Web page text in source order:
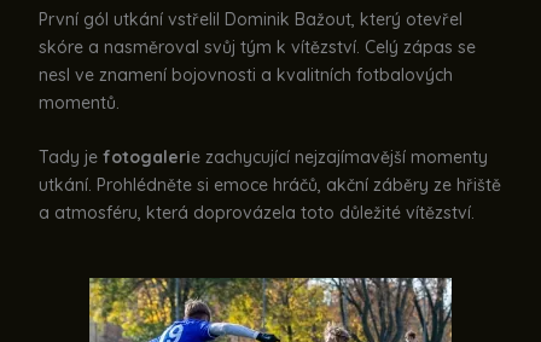
První gól utkání vstřelil Dominik Bažout, který otevřel
skóre a nasměroval svůj tým k vítězství. Celý zápas se
nesl ve znamení bojovnosti a kvalitních fotbalových
momentů.
Tady je fotogalerie zachycující nejzajímavější momenty
utkání. Prohlédněte si emoce hráčů, akční záběry ze hřiště
a atmosféru, která doprovázela toto důležité vítězství.